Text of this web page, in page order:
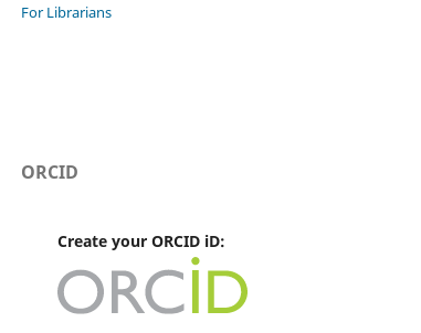
For Librarians
ORCID
Create your ORCID iD: